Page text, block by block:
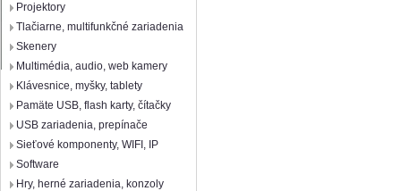
Projektory
Tlačiarne, multifunkčné zariadenia
Skenery
Multimédia, audio, web kamery
Klávesnice, myšky, tablety
Pamäte USB, flash karty, čítačky
USB zariadenia, prepínače
Sieťové komponenty, WIFI, IP
Software
Hry, herné zariadenia, konzoly